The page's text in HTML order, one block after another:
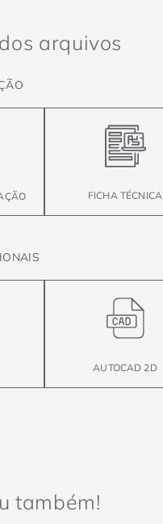
arquivos
FICHA TÉCNICA
AUTOCAD 2D
também!